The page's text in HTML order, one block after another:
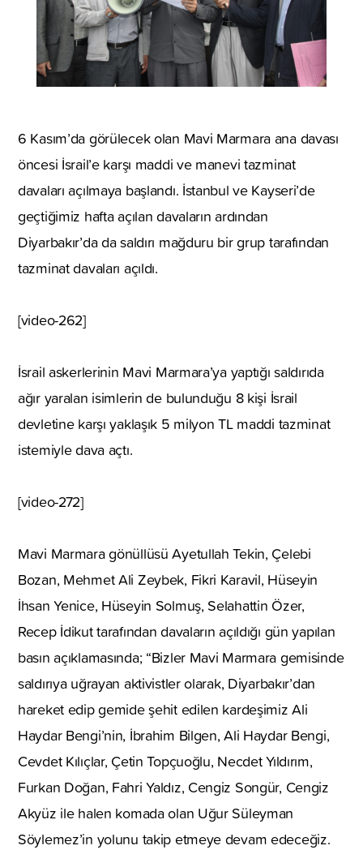
6 Kasım’da görülecek olan Mavi Marmara ana davası
öncesi İsrail’e karşı maddi ve manevi tazminat
davaları açılmaya başlandı. İstanbul ve Kayseri’de
geçtiğimiz hafta açılan davaların ardından
Diyarbakır’da da saldırı mağduru bir grup tarafından
tazminat davaları açıldı.
[video-262]
İsrail askerlerinin Mavi Marmara’ya yaptığı saldırıda
ağır yaralan isimlerin de bulunduğu 8 kişi İsrail
devletine karşı yaklaşık 5 milyon TL maddi tazminat
istemiyle dava açtı.
[video-272]
Mavi Marmara gönüllüsü Ayetullah Tekin, Çelebi
Bozan, Mehmet Ali Zeybek, Fikri Karavil, Hüseyin
İhsan Yenice, Hüseyin Solmuş, Selahattin Özer,
Recep İdikut tarafından davaların açıldığı gün yapılan
basın açıklamasında; “Bizler Mavi Marmara gemisinde
saldırıya uğrayan aktivistler olarak, Diyarbakır’dan
hareket edip gemide şehit edilen kardeşimiz Ali
Haydar Bengi’nin, İbrahim Bilgen, Ali Haydar Bengi,
Cevdet Kılıçlar, Çetin Topçuoğlu, Necdet Yıldırım,
Furkan Doğan, Fahri Yaldız, Cengiz Songür, Cengiz
Akyüz ile halen komada olan Uğur Süleyman
Söylemez’in yolunu takip etmeye devam edeceğiz.